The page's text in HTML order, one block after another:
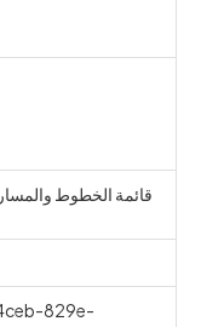
قائمة الخطوط
829e-